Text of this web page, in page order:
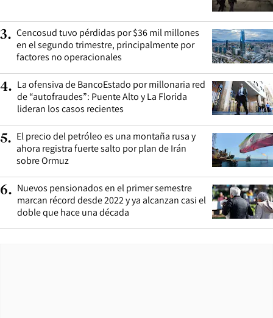
3. Cencosud tuvo pérdidas por $36 mil millones
en el segundo trimestre, principalmente por
factores no operacionales
4. La ofensiva de BancoEstado por millonaria red
de “autofraudes”: Puente Alto y La Florida
lideran los casos recientes
5. El precio del petróleo es una montaña rusa y
ahora registra fuerte salto por plan de Irán
sobre Ormuz
6. Nuevos pensionados en el primer semestre
marcan récord desde 2022 y ya alcanzan casi el
doble que hace una década